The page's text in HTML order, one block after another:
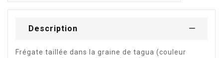
Description
Frégate taillée dans la graine de tagua (couleur